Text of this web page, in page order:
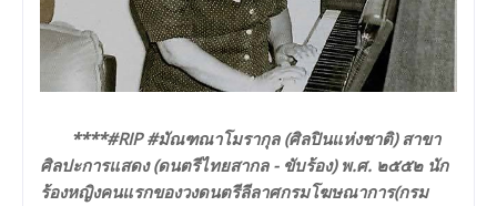
****#RIP #มัณฑณาโมรากุล (ศิลปินแห่งชาติ) สาขา
ศิลปะการแสดง (ดนตรีไทยสากล - ขับร้อง) พ.ศ. ๒๕๕๒ นัก
ร้องหญิงคนแรกของวงดนตรีลีลาศกรมโฆษณาการ(กรม